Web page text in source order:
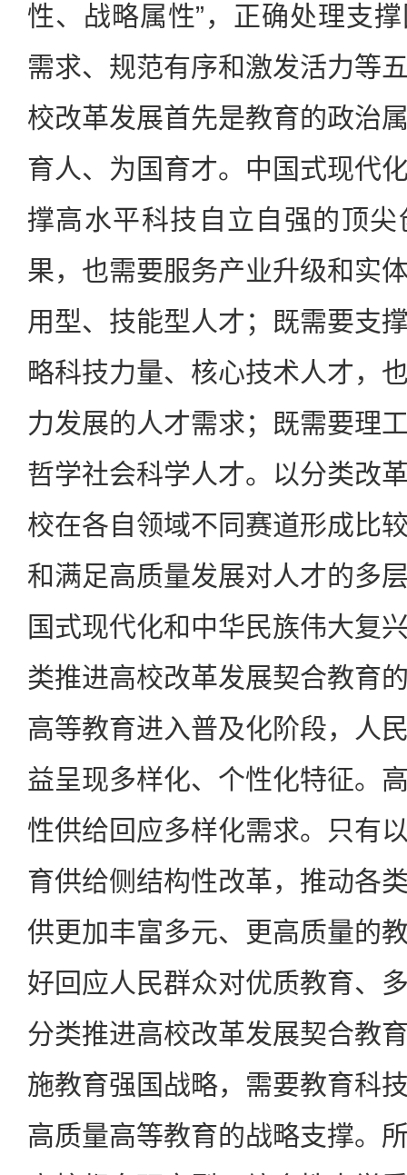
性、战略属性”，正确处理支
需求、规范有序和激发活力等
校改革发展首先是教育的政治
育人、为国育才。中国式现代
撑高水平科技自立自强的顶
果，也需要服务产业升级和实
用型、技能型人才；既需要支
略科技力量、核心技术人才，
力发展的人才需求；既需要理
哲学社会科学人才。以分类改
校在各自领域不同赛道形成比
和满足高质量发展对人才的多
国式现代化和中华民族伟大复
类推进高校改革发展契合教育
高等教育进入普及化阶段，人
益呈现多样化、个性化特征。
性供给回应多样化需求。只有
育供给侧结构性改革，推动各
供更加丰富多元、更高质量的
好回应人民群众对优质教育、
分类推进高校改革发展契合教
施教育强国战略，需要教育科
高质量高等教育的战略支撑。